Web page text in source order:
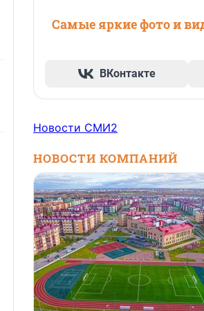
Самые яркие фото и
ВКонтакте
Новости СМИ2
НОВОСТИ КОМПАНИЙ